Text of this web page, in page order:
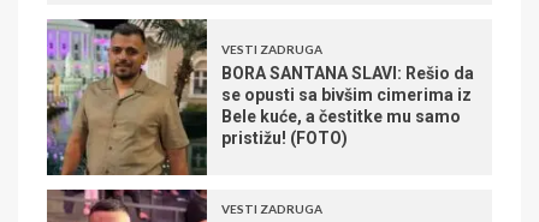
VESTI ZADRUGA
BORA SANTANA SLAVI: Rešio da
se opusti sa bivšim cimerima iz
Bele kuće, a čestitke mu samo
pristižu! (FOTO)
VESTI ZADRUGA